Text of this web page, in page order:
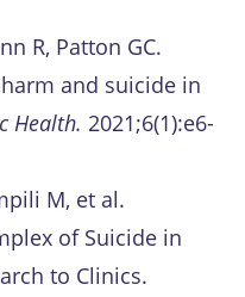
R, Patton GC.
and suicide in
Health. 2021;6(1):e6-
M, et al.
of Suicide in
to Clinics.